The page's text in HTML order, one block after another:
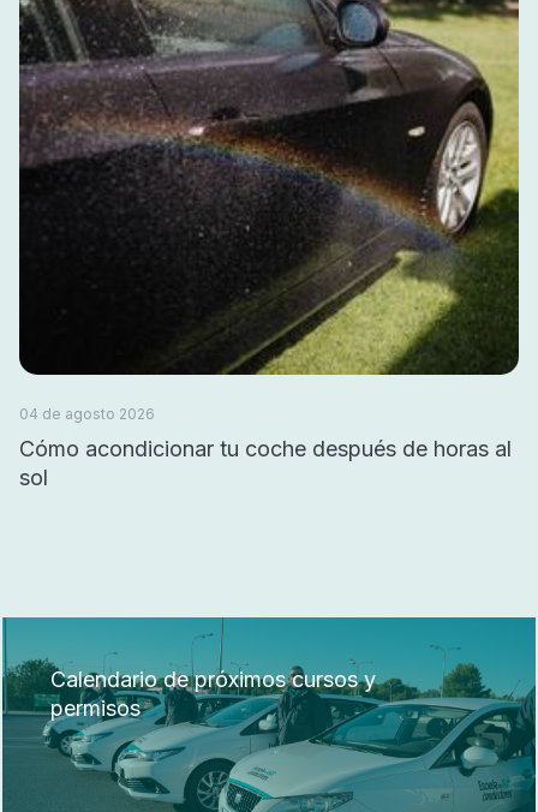
04 de agosto 2026
Cómo acondicionar tu coche después de horas al
sol
Calendario de próximos cursos y
permisos